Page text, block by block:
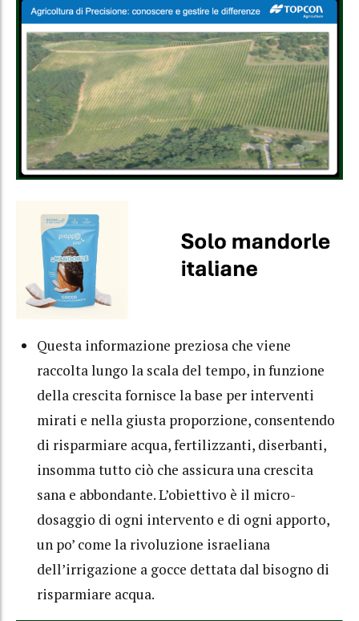
Questa informazione preziosa che viene
raccolta lungo la scala del tempo, in funzione
della crescita fornisce la base per interventi
mirati e nella giusta proporzione, consentendo
di risparmiare acqua, fertilizzanti, diserbanti,
insomma tutto ciò che assicura una crescita
sana e abbondante. L’obiettivo è il micro-
dosaggio di ogni intervento e di ogni apporto,
un po’ come la rivoluzione israeliana
dell’irrigazione a gocce dettata dal bisogno di
risparmiare acqua.